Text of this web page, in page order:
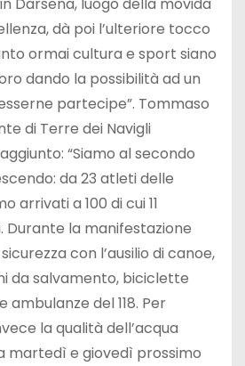
dà poi l’ulteriore tocco
ormai cultura e sport siano
dando la possibilità ad un
partecipe”. Tommaso
di Terre dei Navigli
“Siamo al secondo
da 23 atleti delle
arrivati a 100 di cui 11
Durante la manifestazione
con l’ausilio di canoe,
da salvamento, biciclette
del 118. Per
la qualità dell’acqua
martedì e giovedì prossimo